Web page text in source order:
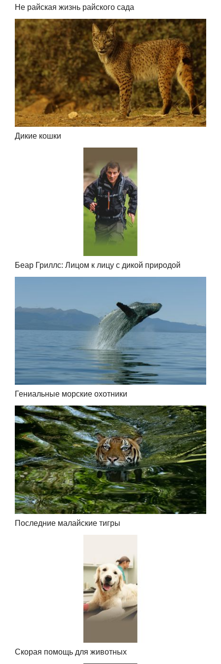
Не райская жизнь райского сада
Дикие кошки
Беар Гриллс: Лицом к лицу с дикой природой
Гениальные морские охотники
Последние малайские тигры
Скорая помощь для животных